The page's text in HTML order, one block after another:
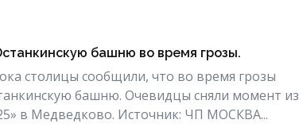
башню во время грозы.
столицы сообщили, что во время грозы
башню. Очевидцы сняли момент из
в Медведково. Источник: ЧП МОСКВА...